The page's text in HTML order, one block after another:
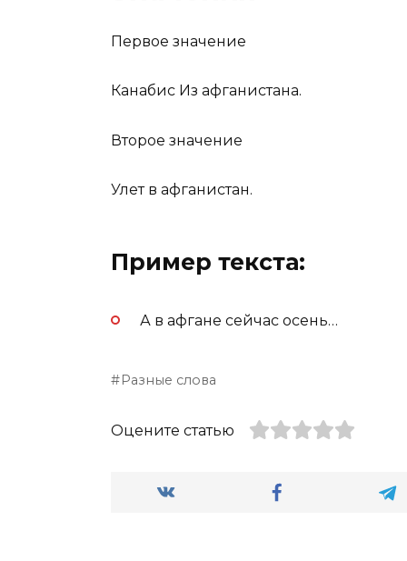
Первое значение
Канабис Из афганистана.
Второе значение
Улет в афганистан.
Пример текста:
А в афгане сейчас осень…
Разные слова
Оцените статью